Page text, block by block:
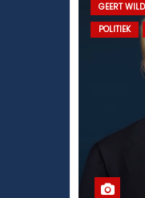
GEERT
POLITIEK